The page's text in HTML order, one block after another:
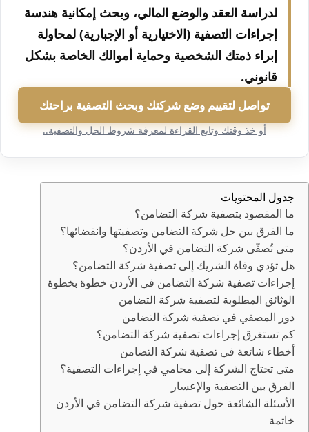
لدراسة العقد والوضع المالي، وبحث إمكانية هندسة
إجراءات التصفية (الاختيارية أو الإجبارية) لمحاولة
إبراء ذمتك الشخصية وحماية أموالك الخاصة بشكل
قانوني.
تواصل لتقييم وضع شركتك وبحث التصفية براحتك
أو خذ وقتك وتابع القراءة لمعرفة شروط الحل والتصفية..
جدول المحتويات
ما المقصود بتصفية شركة التضامن؟
ما الفرق بين حل شركة التضامن وتصفيتها وانقضائها؟
متى تُصفّى شركة التضامن في الأردن؟
هل تؤدي وفاة الشريك إلى تصفية شركة التضامن؟
إجراءات تصفية شركة التضامن في الأردن خطوة بخطوة
الوثائق المطلوبة لتصفية شركة التضامن
دور المصفي في تصفية شركة التضامن
كم تستغرق إجراءات تصفية شركة التضامن؟
أخطاء شائعة في تصفية شركة التضامن
متى تحتاج الشركة إلى محامي في إجراءات التصفية؟
الفرق بين التصفية والإعسار
الأسئلة الشائعة حول تصفية شركة التضامن في الأردن
خاتمة